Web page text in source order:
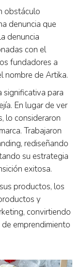
obstáculo
denuncia que
denuncia
con el
fundadores a
nombre de Artika.
significativa para
En lugar de ver
lo consideraron
Trabajaron
rediseñando
su estrategia
exitosa.
productos, los
y
convirtiendo
emprendimiento